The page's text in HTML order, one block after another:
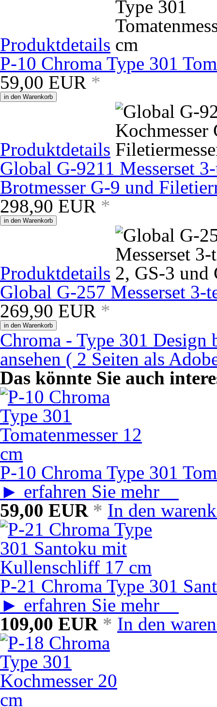
Produktdetails
P-10 Chroma Type 301
59,00 EUR *
in den Warenkorb
Produktdetails
Global G-9211 Messerset
Brotmesser G-9 und
298,90 EUR *
in den Warenkorb
Produktdetails
Global G-257 Messerset
269,90 EUR *
in den Warenkorb
Chroma - Type 301 Design
ansehen ( 2 Seiten als
Das könnte Sie auch
P-10 Chroma Type 301
► erfahren Sie mehr
59,00 EUR * In den
P-21 Chroma Type 301
► erfahren Sie mehr
109,00 EUR * In den